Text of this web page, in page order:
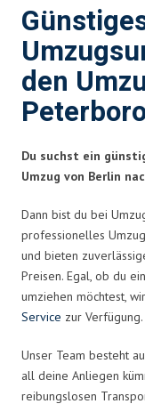
den
Du suchst ein
Umzug von Berlin
Dann bist du bei
professionelles
und bieten
Preisen. Egal, ob du
umziehen möchtest,
Service zur Verfügung.
Unser Team besteht
all deine Anliegen
reibungslosen